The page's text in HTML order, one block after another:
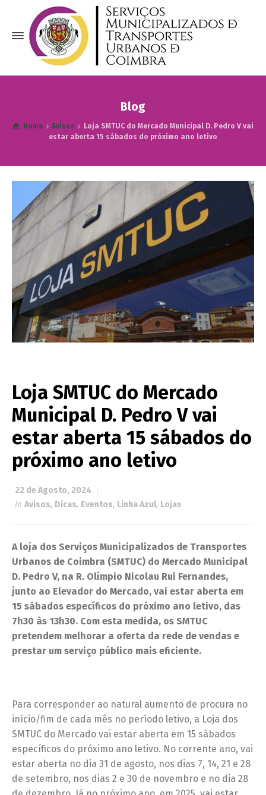
Blog
Home Avisos
Loja SMTUC do Mercado Municipal D. Pedro V vai
estar aberta 15 sábados do próximo ano letivo
Loja SMTUC do Mercado
Municipal D. Pedro V vai
estar aberta 15 sábados do
próximo ano letivo
22 de Agosto, 2024
in Avisos, Dicas, Eventos, Linha Azul, Lojas
A loja dos Serviços Municipalizados de Transportes
Urbanos de Coimbra (SMTUC) do Mercado Municipal
D. Pedro V, na R. Olímpio Nicolau Rui Fernandes,
junto ao Elevador do Mercado, vai estar aberta em
15 sábados específicos do próximo ano letivo, das
7h30 às 13h30. Com esta medida, os SMTUC
pretendem melhorar a oferta da rede de vendas e
prestar um serviço público mais eficiente.
Para corresponder ao natural aumento de procura no
início/fim de cada mês no período letivo, a Loja dos
SMTUC do Mercado vai estar aberta em 15 sábados
específicos do próximo ano letivo. No corrente ano, vai
estar aberta no dia 31 de agosto, nos dias 7, 14, 21 e 28
de setembro, nos dias 2 e 30 de novembro e no dia 28